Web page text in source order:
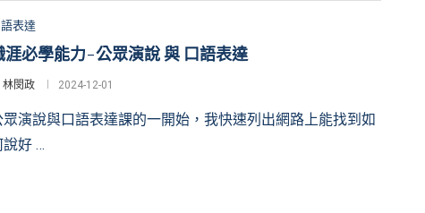
表達
涯必學能力-公眾演說 與 口語表達
林閔政 2024-12-01
眾演說與口語表達課的一開始，我快速列出網路上能找到如
說好 …